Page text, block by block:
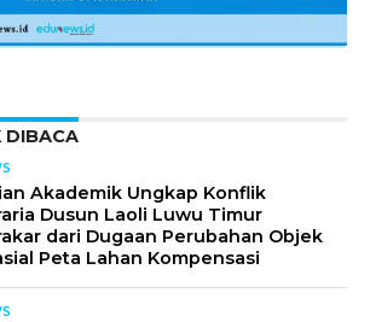
DIBACA
Akademik Ungkap Konflik
Dusun Laoli Luwu Timur
dari Dugaan Perubahan Objek
Peta Lahan Kompensasi